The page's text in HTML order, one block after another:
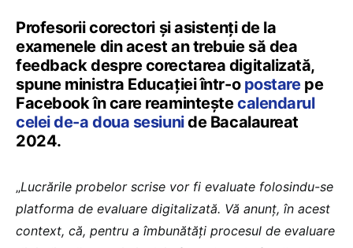
Profesorii corectori și asistenți de la
examenele din acest an trebuie să dea
feedback despre corectarea digitalizată,
spune ministra Educației într-o postarepe
Facebook în care reaminteștecalendarul
celei de-a doua sesiunide Bacalaureat
2024.
„Lucrările probelor scrise vor fi evaluate folosindu-se
platforma de evaluare digitalizată. Vă anunț, în acest
context, că, pentru a îmbunătăți procesul de evaluare